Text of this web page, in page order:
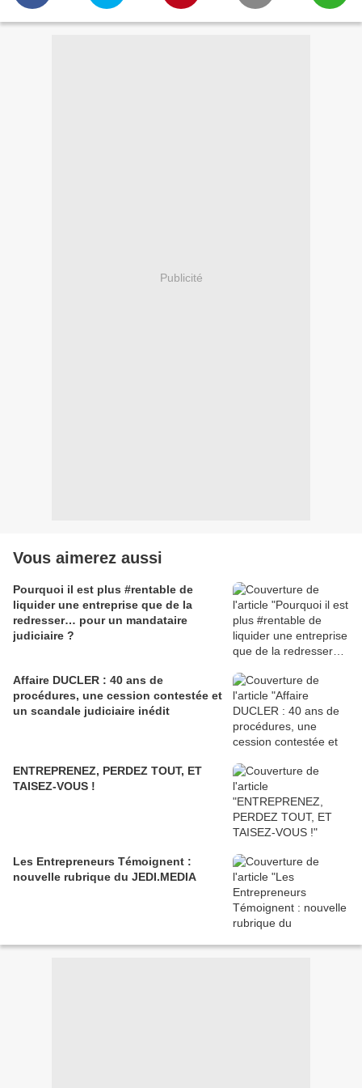
Publicité
Vous aimerez aussi
Pourquoi il est plus #rentable de
liquider une entreprise que de la
redresser… pour un mandataire
judiciaire ?
Affaire DUCLER : 40 ans de
procédures, une cession contestée et
un scandale judiciaire inédit
ENTREPRENEZ, PERDEZ TOUT, ET
TAISEZ-VOUS !
Les Entrepreneurs Témoignent :
nouvelle rubrique du JEDI.MEDIA